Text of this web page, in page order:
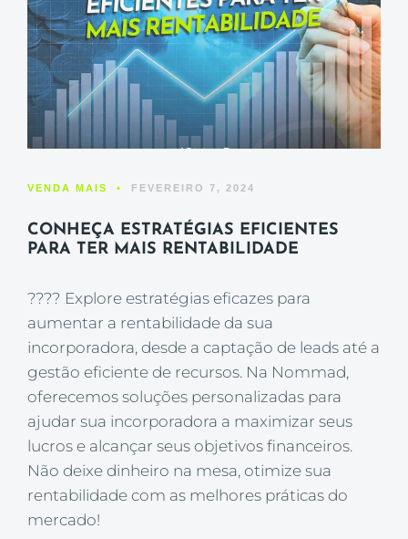
VENDA MAIS • FEVEREIRO 7, 2024
CONHEÇA ESTRATÉGIAS EFICIENTES
PARA TER MAIS RENTABILIDADE
???? Explore estratégias eficazes para
aumentar a rentabilidade da sua
incorporadora, desde a captação de leads até a
gestão eficiente de recursos. Na Nommad,
oferecemos soluções personalizadas para
ajudar sua incorporadora a maximizar seus
lucros e alcançar seus objetivos financeiros.
Não deixe dinheiro na mesa, otimize sua
rentabilidade com as melhores práticas do
mercado!